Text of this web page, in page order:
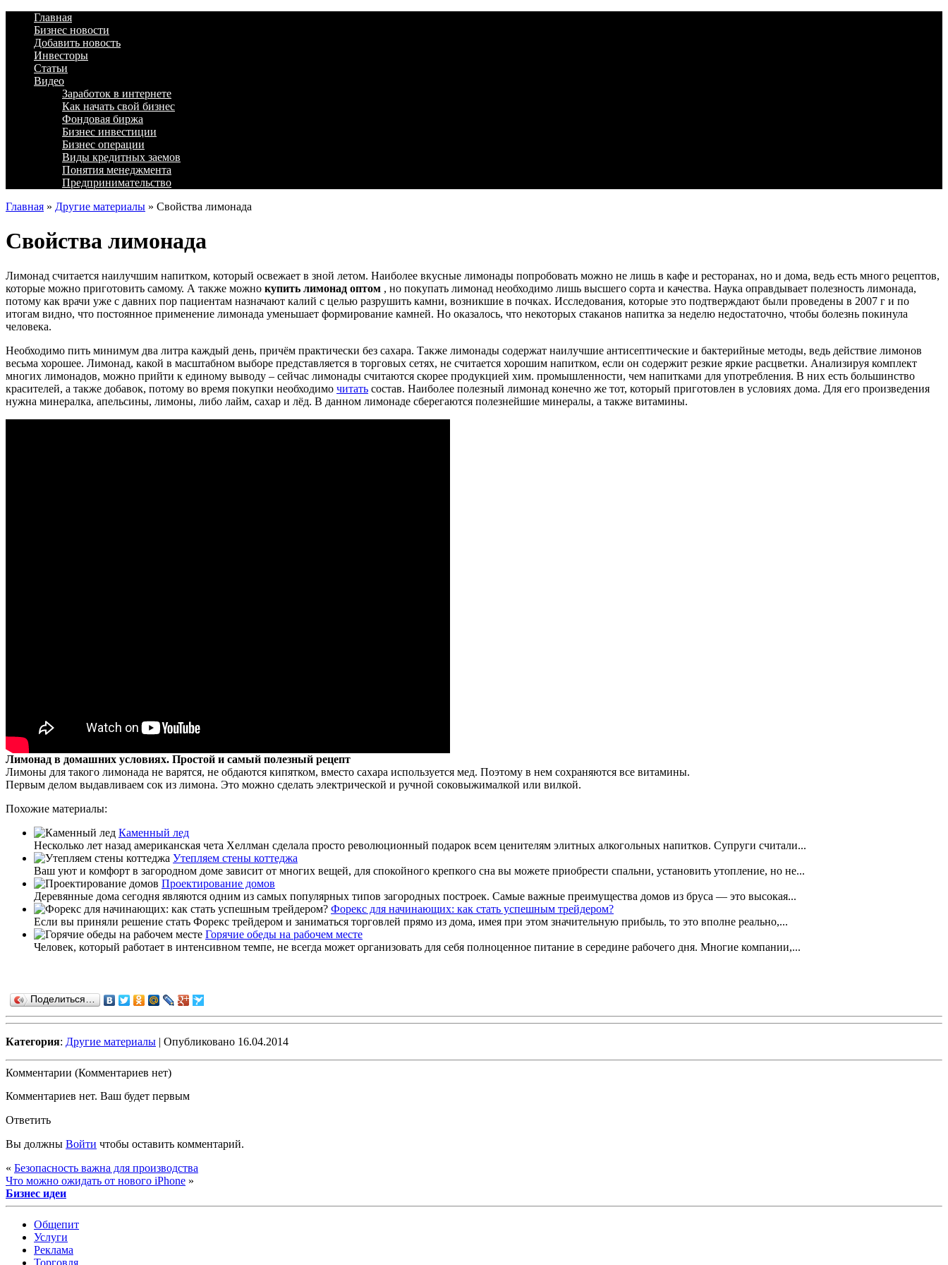
Главная
Бизнес новости
Добавить новость
Инвесторы
Статьи
Видео
Заработок в интернете
Как начать свой бизнес
Фондовая биржа
Бизнес инвестиции
Бизнес операции
Виды кредитных заемов
Понятия менеджмента
Предпринимательство
Главная » Другие материалы » Свойства лимонада
Свойства лимонада
Лимонад считается наилучшим напитком, который освежает в зной летом. Наиболее вкусные лимонады попробовать можно не лишь в кафе и ресторанах, но и дома, ведь есть много рецептов,
которые можно приготовить самому. А также можно купить лимонад оптом , но покупать лимонад необходимо лишь высшего сорта и качества. Наука оправдывает полезность лимонада,
потому как врачи уже с давних пор пациентам назначают калий с целью разрушить камни, возникшие в почках. Исследования, которые это подтверждают были проведены в 2007 г и по
итогам видно, что постоянное применение лимонада уменьшает формирование камней. Но оказалось, что некоторых стаканов напитка за неделю недостаточно, чтобы болезнь покинула
человека.
Необходимо пить минимум два литра каждый день, причём практически без сахара. Также лимонады содержат наилучшие антисептические и бактерийные методы, ведь действие лимонов
весьма хорошее. Лимонад, какой в масштабном выборе представляется в торговых сетях, не считается хорошим напитком, если он содержит резкие яркие расцветки. Анализируя комплект
многих лимонадов, можно прийти к единому выводу – сейчас лимонады считаются скорее продукцией хим. промышленности, чем напитками для употребления. В них есть большинство
красителей, а также добавок, потому во время покупки необходимо читать состав. Наиболее полезный лимонад конечно же тот, который приготовлен в условиях дома. Для его произведения
нужна минералка, апельсины, лимоны, либо лайм, сахар и лёд. В данном лимонаде сберегаются полезнейшие минералы, а также витамины.
Лимонад в домашних условиях. Простой и самый полезный рецепт
Лимоны для такого лимонада не варятся, не обдаются кипятком, вместо сахара используется мед. Поэтому в нем сохраняются все витамины.
Первым делом выдавливаем сок из лимона. Это можно сделать электрической и ручной соковыжималкой или вилкой.
Похожие материалы:
Каменный лед
Несколько лет назад американская чета Хеллман сделала просто революционный подарок всем ценителям элитных алкогольных напитков. Супруги считали...
Утепляем стены коттеджа
Ваш уют и комфорт в загородном доме зависит от многих вещей, для спокойного крепкого сна вы можете приобрести спальни, установить утопление, но не...
Проектирование домов
Деревянные дома сегодня являются одним из самых популярных типов загородных построек. Самые важные преимущества домов из бруса — это высокая...
Форекс для начинающих: как стать успешным трейдером?
Если вы приняли решение стать Форекс трейдером и заниматься торговлей прямо из дома, имея при этом значительную прибыль, то это вполне реально,...
Горячие обеды на рабочем месте
Человек, который работает в интенсивном темпе, не всегда может организовать для себя полноценное питание в середине рабочего дня. Многие компании,...
Поделиться…
Категория: Другие материалы | Опубликовано 16.04.2014
Комментарии (Комментариев нет)
Комментариев нет. Ваш будет первым
Ответить
Вы должны Войти чтобы оставить комментарий.
« Безопасность важна для производства
Что можно ожидать от нового iPhone »
Бизнес идеи
Общепит
Услуги
Реклама
Торговля